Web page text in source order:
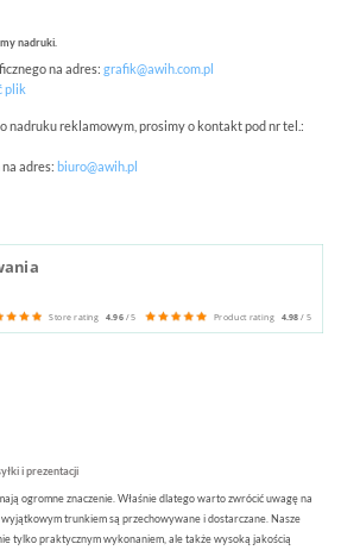
nadruki.
na adres: grafik@awih.com.pl
plik
nadruku reklamowym, prosimy o kontakt pod nr tel.:
adres: biuro@awih.pl
Store rating 4.96/ 5 Product rating 4.98/ 5
i prezentacji
ogromne znaczenie. Właśnie dlatego warto zwrócić uwagę na
trunkiem są przechowywane i dostarczane. Nasze
tylko praktycznym wykonaniem, ale także wysoką jakością